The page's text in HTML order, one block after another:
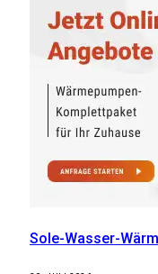
Sole-Wasser-